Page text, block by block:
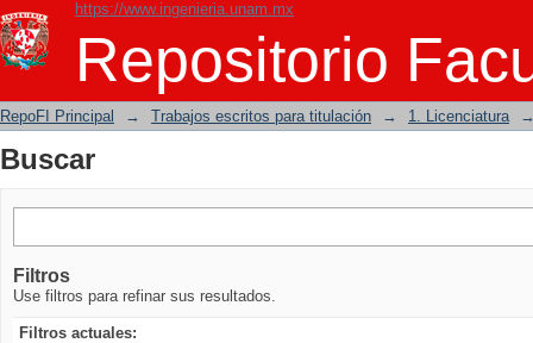
https://www.ingenieria.unam.mx
Repositorio
Buscar
RepoFI Principal → Trabajos escritos para titulación → 1. Licenciatura
Buscar
Filtros
Use filtros para refinar sus resultados.
Filtros actuales: